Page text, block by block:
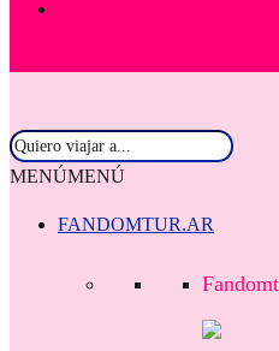
MENÚMENÚ
FANDOMTUR.AR